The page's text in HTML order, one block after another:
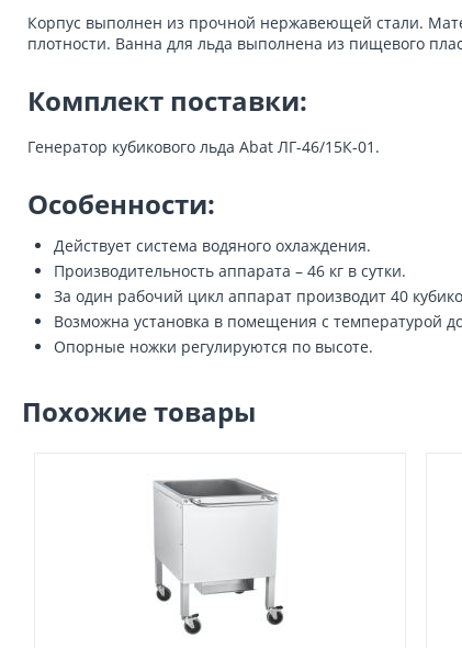
Корпус выполнен из прочной нержавеющей стали.
плотности. Ванна для льда выполнена из пищевого
Комплект поставки:
Генератор кубикового льда Abat ЛГ-46/15К-01.
Особенности:
Действует система водяного охлаждения.
Производительность аппарата – 46 кг в сутки.
За один рабочий цикл аппарат производит 40
Возможна установка в помещения с температурой
Опорные ножки регулируются по высоте.
Похожие товары